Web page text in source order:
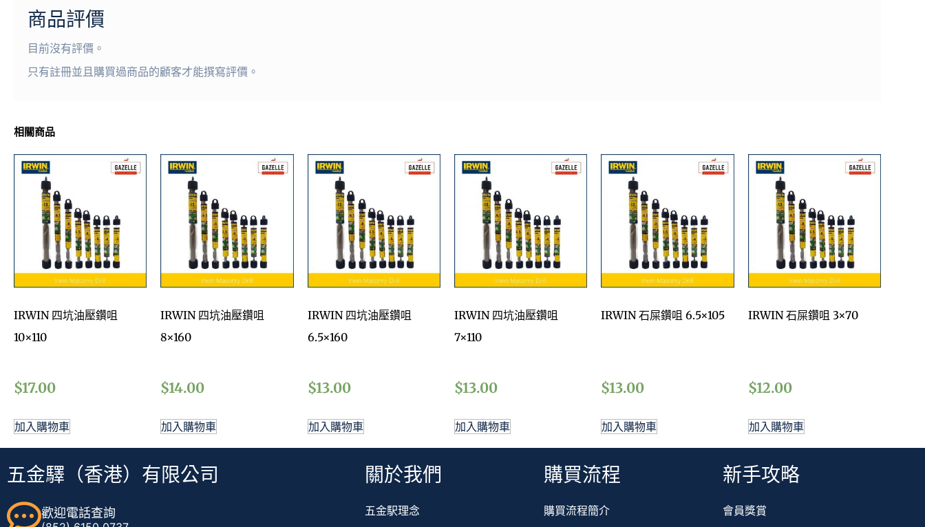
商品評價
目前沒有評價。
只有註冊並且購買過商品的顧客才能撰寫評價。
相關商品
IRWIN 四坑油壓鑽咀
10×110
$17.00
加入購物車
IRWIN 四坑油壓鑽咀
8×160
$14.00
加入購物車
IRWIN 四坑油壓鑽咀
6.5×160
$13.00
加入購物車
IRWIN 四坑油壓鑽咀
7×110
$13.00
加入購物車
IRWIN 石屎鑽咀 6.5×105
$13.00
加入購物車
IRWIN 石屎鑽咀 3×70
$12.00
加入購物車
五金驛（香港）有限公司
歡迎電話查詢
關於我們
五金駅理念
購買流程
購買流程簡介
新手攻略
會員獎賞